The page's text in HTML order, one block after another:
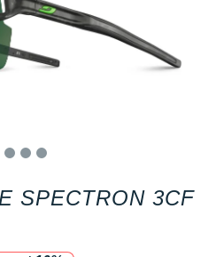
SPECTRON 3CF